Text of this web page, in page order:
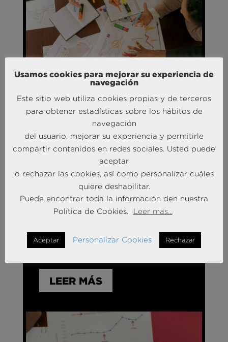
OPERACIÓNDE
PROCESOS DE VALOR
Operar procesos altamente
especializados que impacten en la
performance de la organización
(Revenue Management, Servicio de
LEER MÁS
Usamos cookies para mejorar su experiencia de
navegación
Este sitio web utiliza cookies propias y de terceros
para obtener estadísticas sobre los hábitos de
navegación
del usuario, mejorar su experiencia y permitirle
compartir contenidos en redes sociales. Usted puede
aceptar
o rechazar las cookies, así como personalizar cuáles
quiere deshabilitar.
Puede encontrar toda la información den nuestra
Política de Cookies.
Leer mas...
Aceptar Personalizar Cookies Rechazar